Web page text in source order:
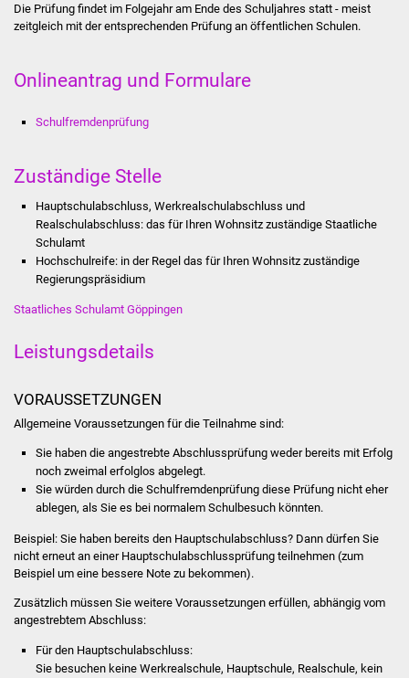
Wahlen
Bürger & Service
Was erledige ich wo
Dienstleistungen
Lebenslagen
Bürgerinfos
Die Prüfung findet im Folgejahr am Ende des Schuljahres statt - meist
zeitgleich mit der entsprechenden Prüfung an öffentlichen Schulen.
Onlineantrag und Formulare
Schulfremdenprüfung
Zuständige Stelle
Hauptschulabschluss, Werkrealschulabschluss und
Realschulabschluss: das für Ihren Wohnsitz zuständige Staatliche
Schulamt
Hochschulreife: in der Regel das für Ihren Wohnsitz zuständige
Regierungspräsidium
Staatliches Schulamt Göppingen
Leistungsdetails
VORAUSSETZUNGEN
Allgemeine Voraussetzungen für die Teilnahme sind:
Sie haben die angestrebte Abschlussprüfung weder bereits mit Erfolg
noch zweimal erfolglos abgelegt.
Sie würden durch die Schulfremdenprüfung diese Prüfung nicht eher
ablegen, als Sie es bei normalem Schulbesuch könnten.
Beispiel:Sie haben bereits den Hauptschulabschluss? Dann dürfen Sie
nicht erneut an einer Hauptschulabschlussprüfung teilnehmen (zum
Beispiel um eine bessere Note zu bekommen).
Zusätzlich müssen Sie weitere Voraussetzungen erfüllen, abhängig vom
angestrebtem Abschluss:
Für den Hauptschulabschluss:
Sie besuchen keine Werkrealschule, Hauptschule, Realschule, kein